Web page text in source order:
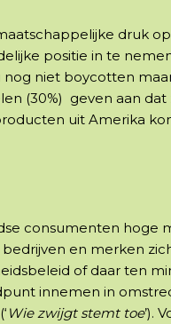
druk
positie in te
niet boycotten
(30%) geven aan
uit Amerika
consumenten hoge
en merken
of daar ten
innemen in
Wie zwijgt stemt toe’).